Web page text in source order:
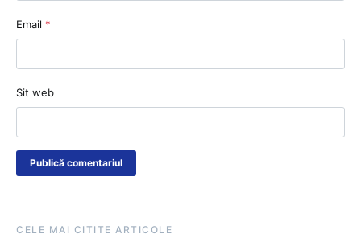
Email *
Sit web
CELE MAI CITITE ARTICOLE